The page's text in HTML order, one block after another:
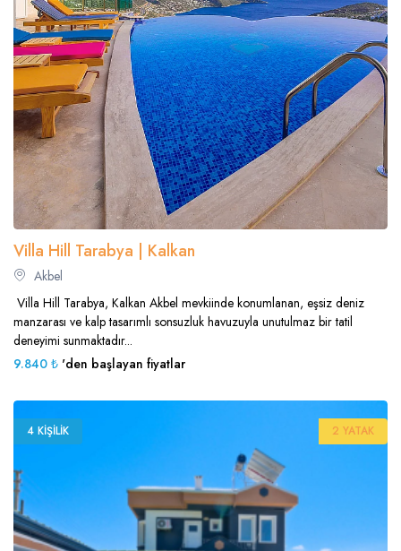
Villa Hill Tarabya | Kalkan
Akbel
Villa Hill Tarabya, Kalkan Akbel mevkiinde konumlanan, eşsiz deniz
manzarası ve kalp tasarımlı sonsuzluk havuzuyla unutulmaz bir tatil
deneyimi sunmaktadır...
9.840 ₺ 'den başlayan fiyatlar
4 KIŞILIK 2 YATAK